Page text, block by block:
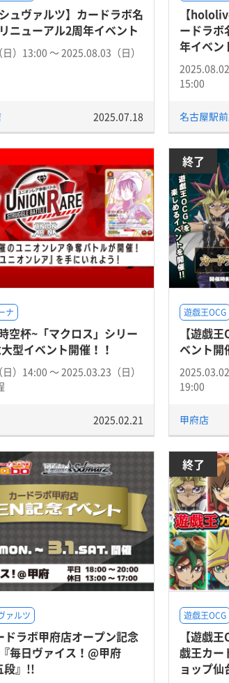
ュヴァルツ】カードラボ名
ニューアル2周年イベント
）13:00 〜 2025.08.03（日）
2025.07.18
【
ードラボ
年イベン
15:00
名古屋駅
ナ
空杯~「マクロス」シリー
型イベント開催！！
）14:00 〜 2025.03.23（日）
2025.02.21
終了
遊戯王OCG
【遊戯
ベント開
19:00
甲府店
ァルツ
ドラボ甲府店オープン記念
毎日ヴァイス！@甲府
段』!!
終了
遊戯王OCG
【遊戯
戯王カー
ョップ